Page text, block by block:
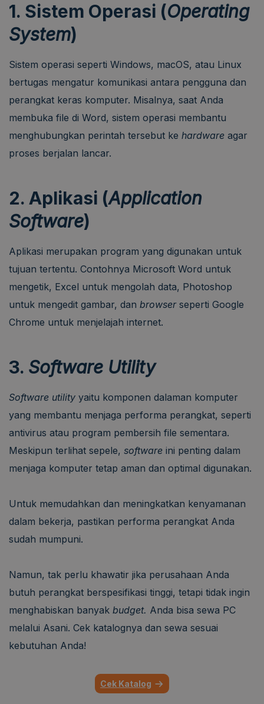
1. Sistem Operasi (Operating
System)
Sistem operasi seperti Windows, macOS, atau Linux
bertugas mengatur komunikasi antara pengguna dan
perangkat keras komputer. Misalnya, saat Anda
membuka file di Word, sistem operasi membantu
menghubungkan perintah tersebut ke hardware agar
proses berjalan lancar.
2. Aplikasi (Application
Software)
Aplikasi merupakan program yang digunakan untuk
tujuan tertentu. Contohnya Microsoft Word untuk
mengetik, Excel untuk mengolah data, Photoshop
untuk mengedit gambar, dan browserseperti Google
Chrome untuk menjelajah internet.
3. Software Utility
Software utility yaitu komponen dalaman komputer
yang membantu menjaga performa perangkat, seperti
antivirus atau program pembersih file sementara.
Meskipun terlihat sepele, software ini penting dalam
menjaga komputer tetap aman dan optimal digunakan.
Untuk memudahkan dan meningkatkan kenyamanan
dalam bekerja, pastikan performa perangkat Anda
sudah mumpuni.
Namun, tak perlu khawatir jika perusahaan Anda
butuh perangkat berspesifikasi tinggi, tetapi tidak ingin
menghabiskan banyak budget. Anda bisa sewa PC
melalui Asani. Cek katalognya dan sewa sesuai
kebutuhan Anda!
Cek Katalog